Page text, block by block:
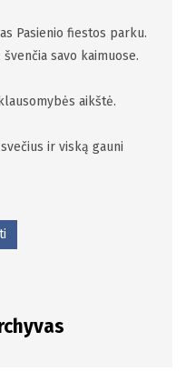
Pasienio fiestos parku.
švenčia savo kaimuose.
aikštė.
ir viską gauni